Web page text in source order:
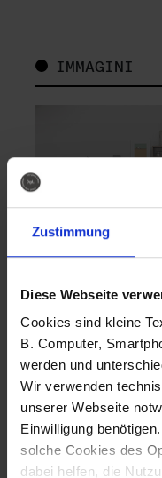
Zustimmung
Diese Webseite
Cookies sind kleine
B. Computer,
werden und
Wir verwenden
unserer Webseite
Einwilligung
solche Cookies des
dabei helfen, die
IMMAGINI
Fotografo:
Sternbach
Download